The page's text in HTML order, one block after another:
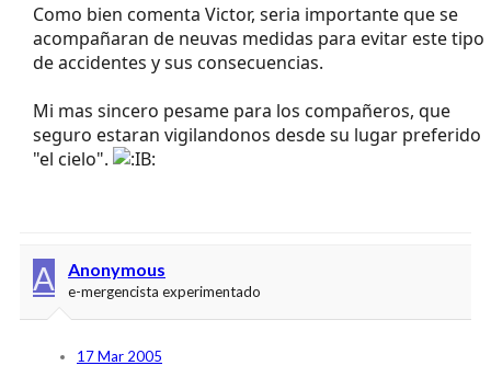
Como bien comenta Victor, seria importante que se
acompañaran de neuvas medidas para evitar este tipo
de accidentes y sus consecuencias.
Mi mas sincero pesame para los compañeros, que
seguro estaran vigilandonos desde su lugar preferido
"el cielo".
A Anonymous
e-mergencista experimentado
17 Mar 2005